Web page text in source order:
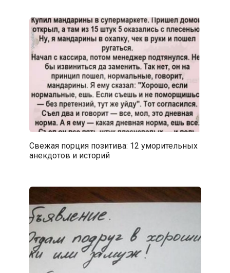
Свежая порция позитива: 12 уморительных
анекдотов и историй